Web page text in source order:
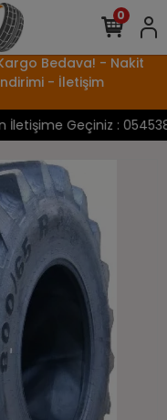
Bedava! - Nakit
- İletişim
Geçiniz :
0